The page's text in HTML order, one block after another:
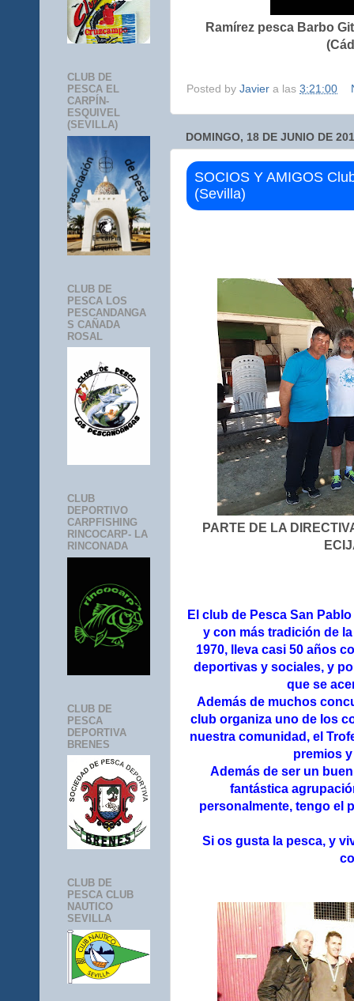
Ramírez pesca Barbo
Posted by Javier a las 3:21:00
DOMINGO, 18 DE JUNIO DE
SOCIOS Y AMIGOS
(Sevilla)
PARTE DE LA
El club de Pesca San
y con más tradición de
1970, lleva casi 50 años
deportivas y sociales, y
que se
Además de muchos
club organiza uno de los
nuestra comunidad, el
premios
Además de ser un
fantástica
personalmente, tengo el
Si os gusta la pesca, y
CLUB DE
PESCA EL
CARPÍN-
ESQUIVEL
(SEVILLA)
CLUB DE
PESCA LOS
PESCANDANGA
S CAÑADA
ROSAL
CLUB
DEPORTIVO
CARPFISHING
RINCOCARP- LA
RINCONADA
CLUB DE
PESCA
DEPORTIVA
BRENES
CLUB DE
PESCA CLUB
NAUTICO
SEVILLA